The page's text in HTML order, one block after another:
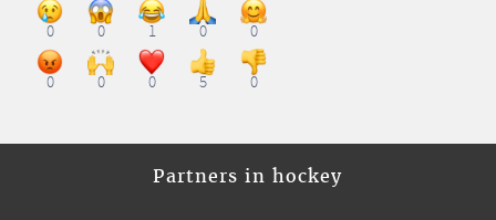
0 0 1 0 0
0 0 0 5 0
Partners in hockey